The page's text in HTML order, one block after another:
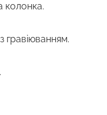
колонка.
гравіюванням.